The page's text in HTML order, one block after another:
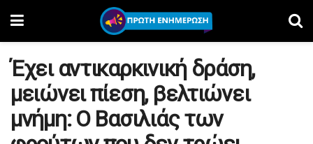
Έχει αντικαρκινική δράση,
μειώνει πίεση, βελτιώνει
μνήμη: Ο Βασιλιάς των